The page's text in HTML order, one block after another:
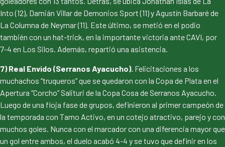
Into (12), Damián Villar de Demonios Sport (11) y Agustín Barbaré de
La Columna de Neymar (11). Este último, se metió en el podio
también con un hat-trick, en la importante victoria ante CAVI, por
7-4 en Los Silos. Además, repartió una asistencia.
7) Real Envido (Serranos Ayacucho). Felicitaciones a los
muchachos “truqueros” que se quedaron con la Copa de Plata en el
Apertura “Corcho” Salituri de la Copa Cosa de Serranos Ayacucho.
Luego de una floja fase de grupos, definieron al primer campeón de
la temporada con Tamo Activo, en un cotejo atractivo, parejo y con
muchos goles. Nunca con el marcador con una diferencia mayor que
un gol entre ambos, el duelo acabó 4-4 y se tuvo que definir en los